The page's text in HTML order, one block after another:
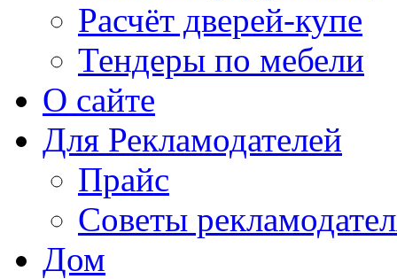
Расчёт дверей-купе
Тендеры по мебели
О сайте
Для Рекламодателей
Прайс
Советы
Дом